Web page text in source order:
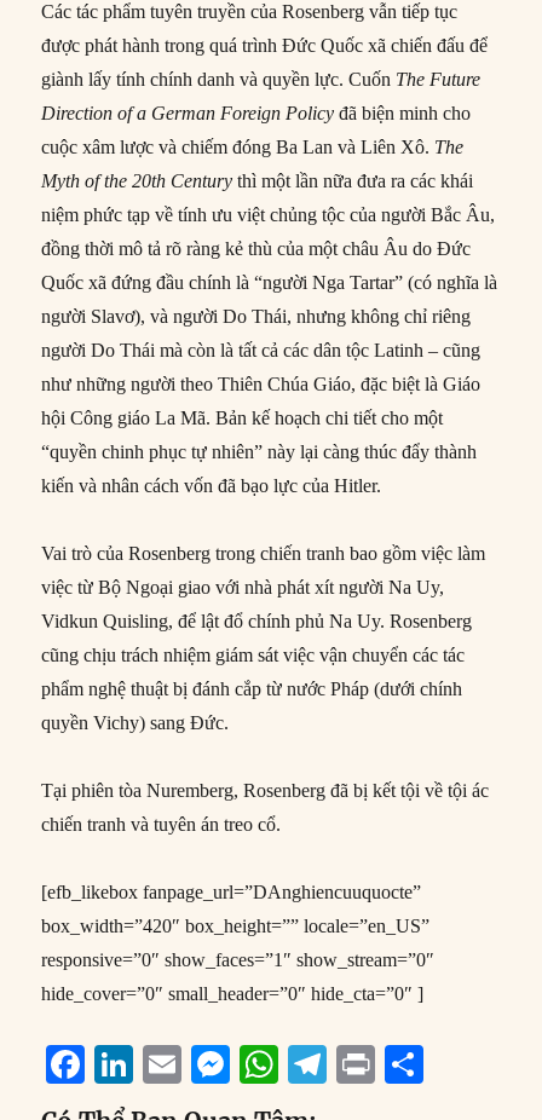
Các tác phẩm tuyên truyền của Rosenberg vẫn tiếp tục
được phát hành trong quá trình Đức Quốc xã chiến đấu để
giành lấy tính chính danh và quyền lực. Cuốn The Future
Direction of a German Foreign Policy đã biện minh cho
cuộc xâm lược và chiếm đóng Ba Lan và Liên Xô. The
Myth of the 20th Century thì một lần nữa đưa ra các khái
niệm phức tạp về tính ưu việt chủng tộc của người Bắc Âu,
đồng thời mô tả rõ ràng kẻ thù của một châu Âu do Đức
Quốc xã đứng đầu chính là “người Nga Tartar” (có nghĩa là
người Slavơ), và người Do Thái, nhưng không chỉ riêng
người Do Thái mà còn là tất cả các dân tộc Latinh – cũng
như những người theo Thiên Chúa Giáo, đặc biệt là Giáo
hội Công giáo La Mã. Bản kế hoạch chi tiết cho một
“quyền chinh phục tự nhiên” này lại càng thúc đẩy thành
kiến và nhân cách vốn đã bạo lực của Hitler.
Vai trò của Rosenberg trong chiến tranh bao gồm việc làm
việc từ Bộ Ngoại giao với nhà phát xít người Na Uy,
Vidkun Quisling, để lật đổ chính phủ Na Uy. Rosenberg
cũng chịu trách nhiệm giám sát việc vận chuyển các tác
phẩm nghệ thuật bị đánh cắp từ nước Pháp (dưới chính
quyền Vichy) sang Đức.
Tại phiên tòa Nuremberg, Rosenberg đã bị kết tội về tội ác
chiến tranh và tuyên án treo cổ.
[efb_likebox fanpage_url=”DAnghiencuuquocte”
box_width=”420″ box_height=”” locale=”en_US”
responsive=”0″ show_faces=”1″ show_stream=”0″
hide_cover=”0″ small_header=”0″ hide_cta=”0″ ]
F
a
Li
n
E
m
M
e
W
h
T
P